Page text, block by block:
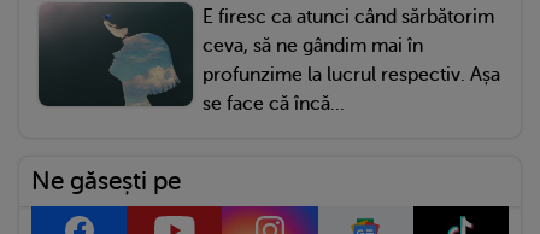
E firesc ca atunci când sărbătorim
ceva, să ne gândim mai în
profunzime la lucrul respectiv. Așa
se face că încă...
Ne găsești pe